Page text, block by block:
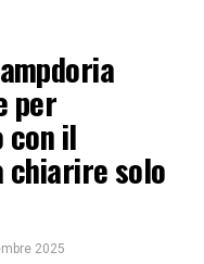
per
con il
chiarire solo
2025